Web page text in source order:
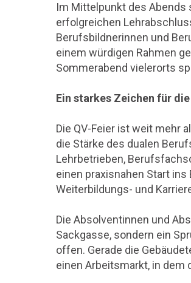
Im Mittelpunkt des Abends
erfolgreichen
Berufsbildnerinnen und
einem würdigen Rahmen
Sommerabend vielerorts
Ein starkes Zeichen für
Die QV-Feier ist weit mehr
die Stärke des dualen
Lehrbetrieben,
einen praxisnahen Start
Weiterbildungs- und
Die Absolventinnen und
Sackgasse, sondern ein
offen. Gerade die
einen Arbeitsmarkt, in dem